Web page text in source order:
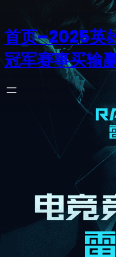
首页–2025英
冠军赛事买输